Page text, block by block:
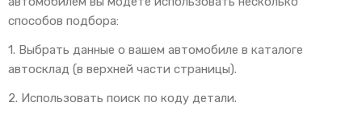
способов подбора:
1. Выбрать данные о вашем автомобиле в каталоге
автосклад (в верхней части страницы).
2. Использовать поиск по коду детали.